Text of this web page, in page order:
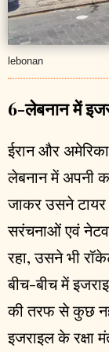
lebonan
6-लेबनान में
ईरान और
लेबनान में अपनी
जाकर उसने टायर
सरंचनाओं एवं
रहा, उसने भी
बीच-बीच में
की तरफ से कुछ
इजराइल के रक्षा